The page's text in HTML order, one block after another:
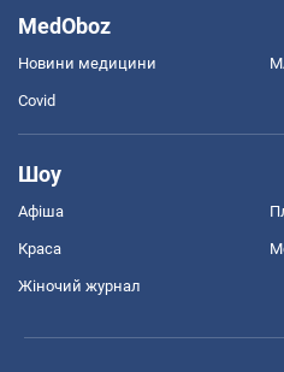
MedOboz
Новини медицини
Covid
Шоу
Афіша
Краса
Жіночий журнал